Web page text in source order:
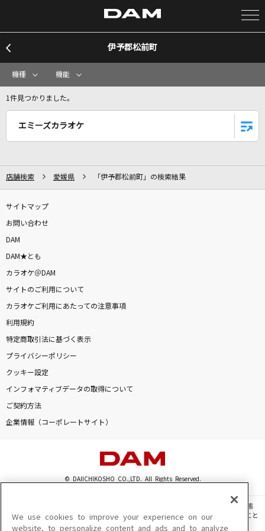
カラオケ検索
全国りれき
幸せの色
音田雅則
初恋の亡霊
Juice=Juice
[生音]Summer rain
Mrs. GREEN APPLE
伊予郡松前町
機種 機能
1件見つかりました。
エミーズカラオケ
店舗検索 愛媛県 「伊予郡松前町」の検索結果
サイトマップ
お問い合わせ
DAM
DAM★とも
カラオケ＠DAM
サイトのご利用について
カラオケご利用にあたっての注意事項
利用規約
特定商取引法に基づく表示
プライバシーポリシー
クッキー設定
インフォマティブデータの取得について
ご契約方法
企業情報（コーポレートサイト）
© DAIICHIKOSHO CO.,LTD. All Rights Reserved.
このサイトに掲載されている一切の文章・画像・写真・動画・音声等を、手段や形態
を問わず、著作権法の定める範囲を超えて無断で複製、転載、ファイル化などすること
を禁じます。
We use cookies to improve your experience on our
website, to personalize content and ads and to analyze